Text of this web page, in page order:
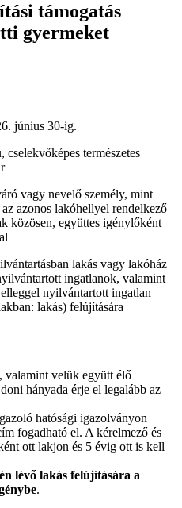
támogatás
gyermeket
június 30-ig.
természetes
vagy nevelő személy, mint
azonos lakóhellyel rendelkező
közösen, együttes igénylőként
lakás vagy lakóház
ingatlanok, valamint
nyilvántartott ingatlan
lakás) felújítására
velük együtt élő
hányada érje el legalább az
hatósági igazolványon
fogadható el. A kérelmező és
ott lakjon és 5 évig ott is kell
lévő lakás felújítására a
.